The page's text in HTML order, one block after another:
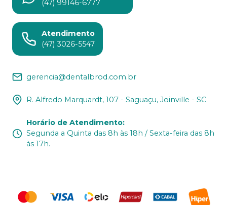
(47) 99146-6777
Atendimento
(47) 3026-5547
gerencia@dentalbrod.com.br
R. Alfredo Marquardt, 107 - Saguaçu, Joinville - SC
Horário de Atendimento:
Segunda a Quinta das 8h às 18h / Sexta-feira das 8h
às 17h.